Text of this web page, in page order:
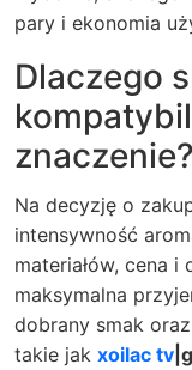
pary i ekonomia
Dlaczego
znaczenie?
Na decyzję o
intensywność
materiałów, cena
maksymalna
dobrany smak
takie jak xoilac tv